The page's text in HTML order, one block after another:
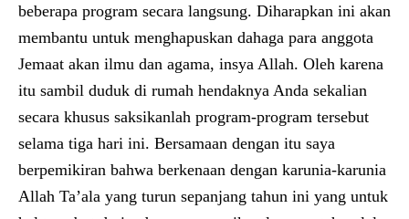
beberapa program secara langsung. Diharapkan ini akan
membantu untuk menghapuskan dahaga para anggota
Jemaat akan ilmu dan agama, insya Allah. Oleh karena
itu sambil duduk di rumah hendaknya Anda sekalian
secara khusus saksikanlah program-program tersebut
selama tiga hari ini. Bersamaan dengan itu saya
berpemikiran bahwa berkenaan dengan karunia-karunia
Allah Ta’ala yang turun sepanjang tahun ini yang untuk